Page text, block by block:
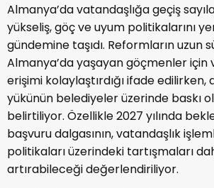
Almanya’da vatandaşlığa geçiş
yükseliş, göç ve uyum politikalarını
gündemine taşıdı. Reformların uzun
Almanya’da yaşayan göçmenler için
erişimi kolaylaştırdığı ifade
yükünün belediyeler üzerinde baskı
belirtiliyor. Özellikle 2027 yılında
başvuru dalgasının, vatandaşlık
politikaları üzerindeki tartışmaları
artırabileceği değerlendiriliyor.